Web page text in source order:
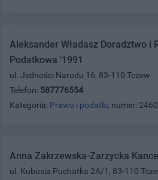
Aleksander Władasz Doradztwo i
Podatkowa '1991
ul. Jedności Narodu 16, 83-110 Tczew
Telefon: 587776554
Kategoria: Prawo i podatki, numer: 2460
Anna Zakrzewska-Zarzycka
ul. Kubusia Puchatka 2A/1, 83-110